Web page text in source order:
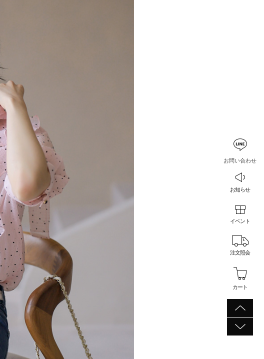
お問い合わせ
お知らせ
イベント
注文照会
カート